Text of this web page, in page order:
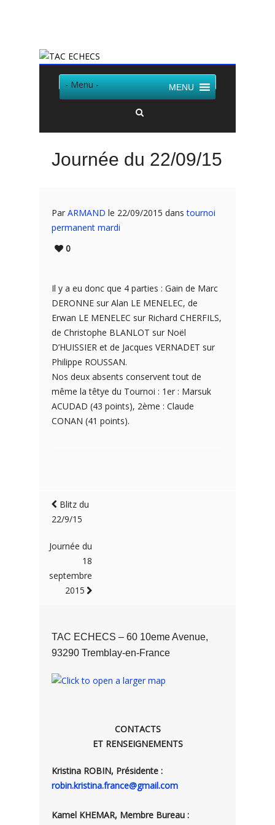
- Menu - MENU
Journée du 22/09/15
Par ARMAND le 22/09/2015 danstournoi
permanent mardi
0
Il y a eu donc que 4 parties : Gain de Marc
DERONNE sur Alan LE MENELEC, de
Erwan LE MENELEC sur Richard CHERFILS,
de Christophe BLANLOT sur Noël
D’HUISSIER et de Jacques VERNADET sur
Philippe ROUSSAN.
Nos deux absents conservent tout de
même la têtye du Tournoi : 1er : Marsuk
ACUDAD (43 points), 2ème : Claude
CONAN (41 points).
Blitz du
22/9/15
Journée du
18
septembre
2015
TAC ECHECS – 60 10eme Avenue,
93290 Tremblay-en-France
CONTACTS
ET RENSEIGNEMENTS
Kristina ROBIN, Présidente :
robin.kristina.france@gmail.com
Kamel KHEMAR, Membre Bureau :